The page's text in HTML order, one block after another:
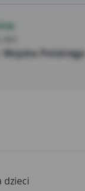
Wojska Polskiego
dzieci